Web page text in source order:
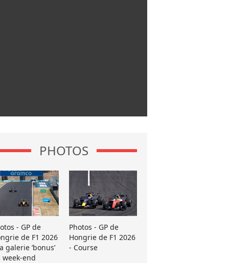
PHOTOS
- GP de
de F1 2026
galerie ’bonus’
week-end
Photos - GP de
Hongrie de F1 2026
- Course